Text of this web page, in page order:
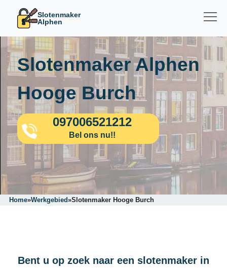
Slotenmaker
Alphen
Slotenmaker Alphen
Hooge Burch
097006521212
Bel ons nu!!
Home»Werkgebied»Slotenmaker Hooge Burch
Bent u op zoek naar een slotenmaker in